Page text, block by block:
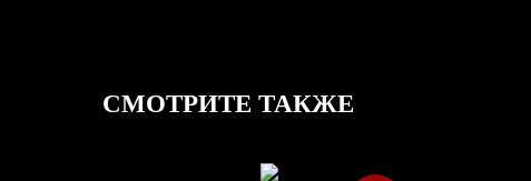
СМОТРИТЕ ТАКЖЕ